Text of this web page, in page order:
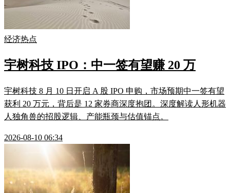
经济热点
宇树科技 IPO：中一签有望赚 20 万
宇树科技 8 月 10 日开启 A 股 IPO 申购，市场预期中一签有望
获利 20 万元，背后是 12 家券商深度抱团。深度解读人形机器
人独角兽的招股逻辑、产能瓶颈与估值锚点。
2026-08-10 06:34